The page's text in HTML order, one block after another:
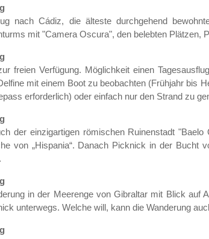
nach Cádiz, die älteste durchgehend
mit "Camera Oscura", den belebten Plätzen,
freien Verfügung. Möglichkeit einen
mit einem Boot zu beobachten (Frühjahr bis
erforderlich) oder einfach nur den Strand zu
der einzigartigen römischen Ruinenstadt
von „Hispania“. Danach Picknick in der Bucht
in der Meerenge von Gibraltar mit Blick auf
unterwegs. Welche will, kann die Wanderung